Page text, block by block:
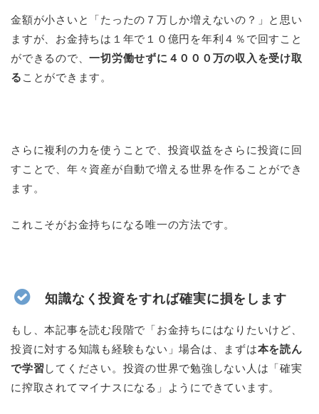
金額が小さいと「たったの７万しか増えないの？」と思い
ますが、お金持ちは１年で１０億円を年利４％で回すこと
ができるので、一切労働せずに４０００万の収入を受け取
る ことができます。
さらに複利の力を使うことで、投資収益をさらに投資に回
すことで、年々資産が自動で増える世界を作ることができ
ます。
これこそがお金持ちになる唯一の方法です。
知識なく投資をすれば確実に損をします
もし、本記事を読む段階で「お金持ちにはなりたいけど、
投資に対する知識も経験もない」場合は、まずは本を読ん
で学習 してください。投資の世界で勉強しない人は「確実
に搾取されてマイナスになる」ようにできています。